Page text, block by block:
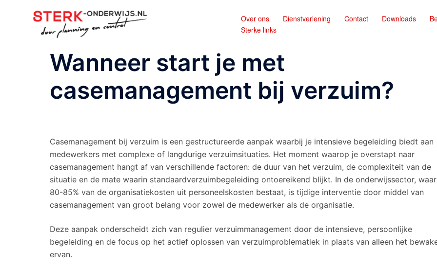
Over ons Dienstverlening Contact Downloads
Sterke links
Wanneer start je met
casemanagement bij verzuim?
Casemanagement bij verzuim is een gestructureerde aanpak waarbij je intensieve begeleiding biedt aan
medewerkers met complexe of langdurige verzuimsituaties. Het moment waarop je overstapt naar
casemanagement hangt af van verschillende factoren: de duur van het verzuim, de complexiteit van de
situatie en de mate waarin standaardverzuimbegeleiding ontoereikend blijkt. In de onderwijssector, waar
80-85% van de organisatiekosten uit personeelskosten bestaat, is tijdige interventie door middel van
casemanagement van groot belang voor zowel de medewerker als de organisatie.
Deze aanpak onderscheidt zich van regulier verzuimmanagement door de intensieve, persoonlijke
begeleiding en de focus op het actief oplossen van verzuimproblematiek in plaats van alleen het
ervan.